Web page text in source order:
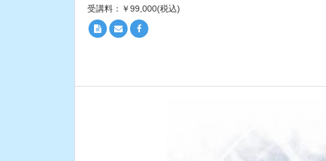
受講料：￥99,000(税込)